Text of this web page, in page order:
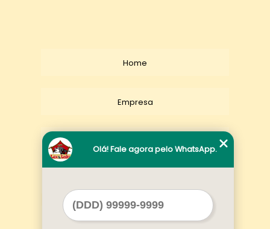
Home
Empresa
Contato
Olá! Fale agora pelo WhatsApp.